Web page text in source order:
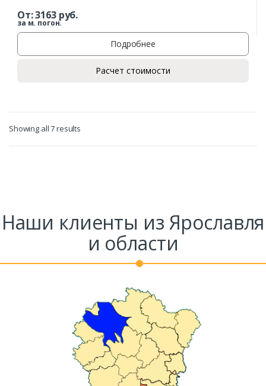
От:3163руб.
за м. погон.
Подробнее
Расчет стоимости
Showing all 7 results
Наши клиенты из Ярославля
и области